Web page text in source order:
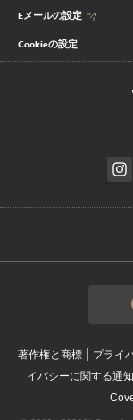
Eメールの設定
Cookieの設定
著作権と商標 | プライ
イバシーに関する通知